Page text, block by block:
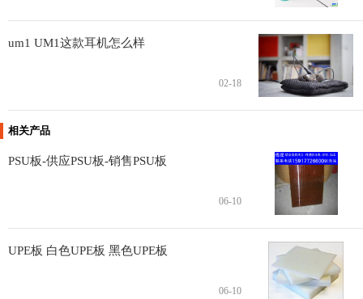
um1 UM1这款耳机怎么样
02-18
相关产品
PSU板-供应PSU板-销售PSU板
06-10
UPE板 白色UPE板 黑色UPE板
06-10